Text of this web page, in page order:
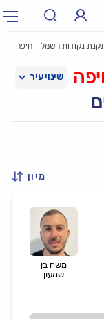
נקודות חשמל - חיפה
מיון
משה בן
שמעון